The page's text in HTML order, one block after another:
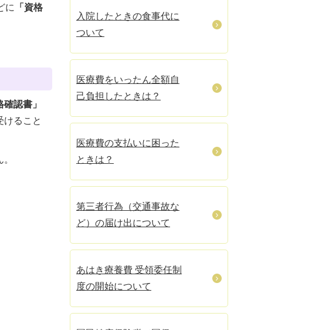
に
「資格
確認書」
けること
入院したときの食事代に
ついて
医療費をいったん全額自
己負担したときは？
医療費の支払いに困った
ときは？
第三者行為（交通事故な
ど）の届け出について
あはき療養費 受領委任制
度の開始について